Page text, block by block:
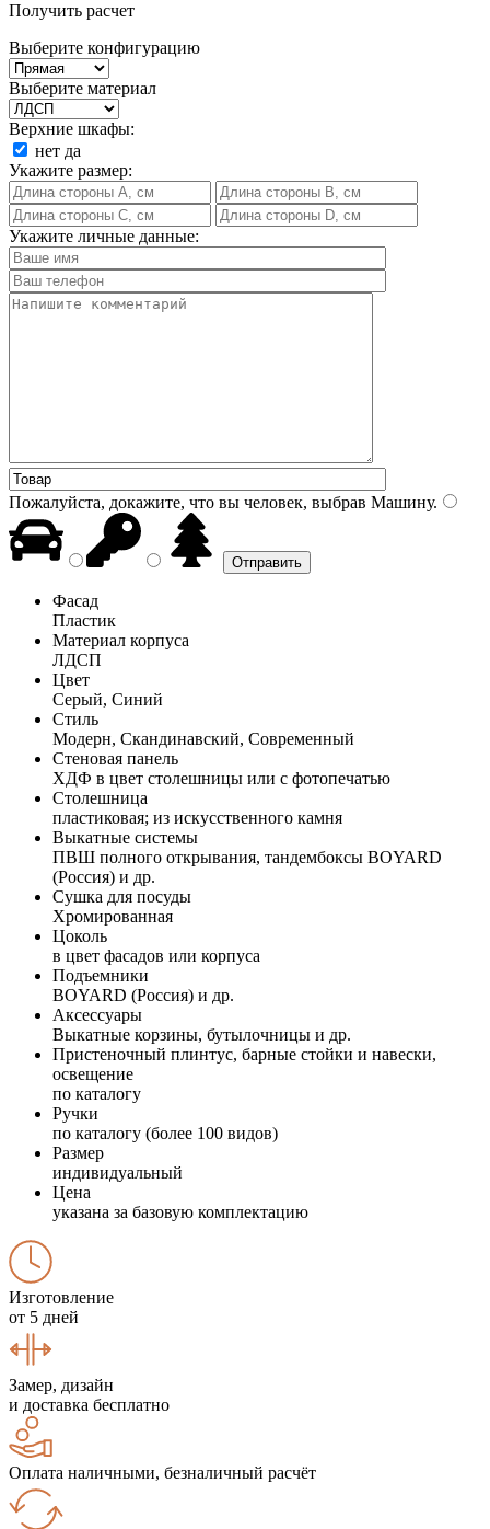
Получить расчет
Выберите конфигурацию
Выберите материал
Верхние шкафы:
нет да
Укажите размер:
Укажите личные данные:
Пожалуйста, докажите, что вы человек, выбрав Машину.
Фасад
Пластик
Материал корпуса
ЛДСП
Цвет
Серый, Синий
Стиль
Модерн, Скандинавский, Современный
Стеновая панель
ХДФ в цвет столешницы или с фотопечатью
Столешница
пластиковая; из искусственного камня
Выкатные системы
ПВШ полного открывания, тандембоксы BOYARD
(Россия) и др.
Сушка для посуды
Хромированная
Цоколь
в цвет фасадов или корпуса
Подъемники
BOYARD (Россия) и др.
Аксессуары
Выкатные корзины, бутылочницы и др.
Пристеночный плинтус, барные стойки и навески,
освещение
по каталогу
Ручки
по каталогу (более 100 видов)
Размер
индивидуальный
Цена
указана за базовую комплектацию
Изготовление
от 5 дней
Замер, дизайн
и доставка бесплатно
Оплата наличными, безналичный расчёт